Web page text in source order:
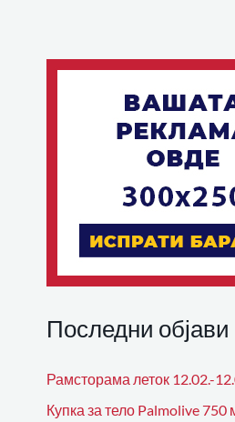
Последни објави
Рамсторама леток 12.02.-
Купка за тело Palmolive